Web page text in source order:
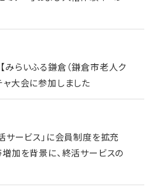
みらいふる鎌倉（鎌倉市老人ク
ャ大会に参加しました
活サービス」に会員制度を拡充
加を背景に、終活サービスの